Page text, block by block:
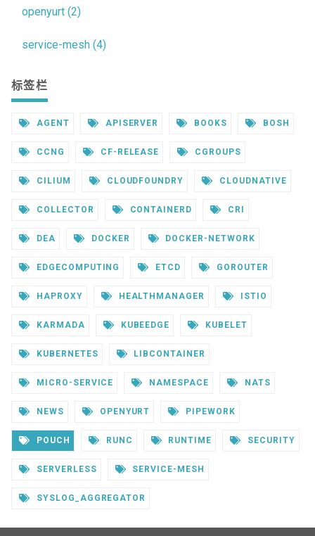
openyurt (2)
service-mesh (4)
标签栏
AGENT APISERVER BOOKS BOSH
CCNG CF-RELEASE CGROUPS
CILIUM CLOUDFOUNDRY CLOUDNATIVE
COLLECTOR CONTAINERD CRI
DEA DOCKER DOCKER-NETWORK
EDGECOMPUTING ETCD GOROUTER
HAPROXY HEALTHMANAGER ISTIO
KARMADA KUBEEDGE KUBELET
KUBERNETES LIBCONTAINER
MICRO-SERVICE NAMESPACE NATS
NEWS OPENYURT PIPEWORK
POUCH RUNC RUNTIME SECURITY
SERVERLESS SERVICE-MESH
SYSLOG_AGGREGATOR